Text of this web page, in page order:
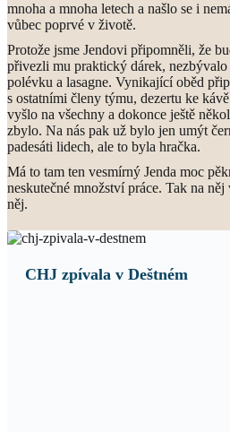
mnoha a mnoha letech a našlo se i
vůbec poprvé v životě.
Protože jsme Jendovi připomněli, že
přivezli mu praktický dárek, nezbývalo
polévku a lasagne. Vynikající oběd
s ostatními členy týmu, dezertu ke
vyšlo na všechny a dokonce ještě
zbylo. Na nás pak už bylo jen umýt
padesáti lidech, ale to byla hračka.
Má to tam ten vesmírný Jenda moc
neskutečné množství práce. Tak na něj
něj.
CHJ zpívala v Deštném